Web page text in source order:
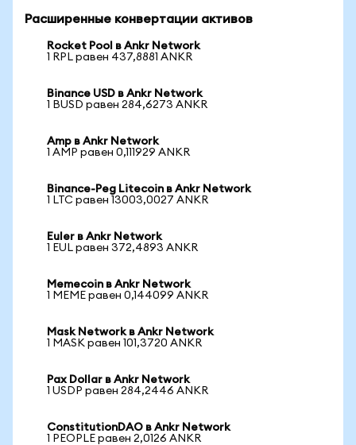
Расширенные конвертации активов
Rocket Pool в Ankr Network
1 RPL равен 437,8881 ANKR
Binance USD в Ankr Network
1 BUSD равен 284,6273 ANKR
Amp в Ankr Network
1 AMP равен 0,111929 ANKR
Binance-Peg Litecoin в Ankr Network
1 LTC равен 13003,0027 ANKR
Euler в Ankr Network
1 EUL равен 372,4893 ANKR
Memecoin в Ankr Network
1 MEME равен 0,144099 ANKR
Mask Network в Ankr Network
1 MASK равен 101,3720 ANKR
Pax Dollar в Ankr Network
1 USDP равен 284,2446 ANKR
ConstitutionDAO в Ankr Network
1 PEOPLE равен 2,0126 ANKR